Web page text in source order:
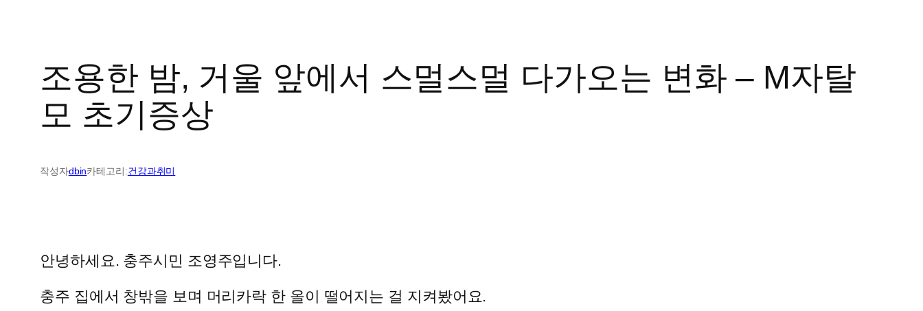
조용한 밤, 거울 앞에서 스멀스멀 다가오는 변화 – M자탈
모 초기증상
작성자dbin카테고리:건강과취미
안녕하세요. 충주시민 조영주입니다.
충주 집에서 창밖을 보며 머리카락 한 올이 떨어지는 걸 지켜봤어요.